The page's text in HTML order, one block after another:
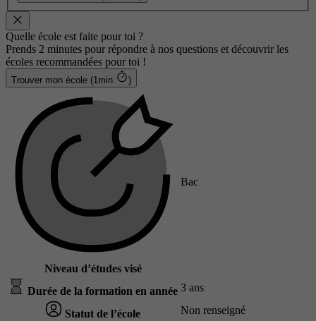
Quelle école est faite pour toi ?
Prends 2 minutes pour répondre à nos questions et découvrir les
écoles recommandées pour toi !
Trouver mon école (1min )
Niveau d’études visé
Bac
Durée de la formation en année 3 ans
Statut de l’école Non renseigné